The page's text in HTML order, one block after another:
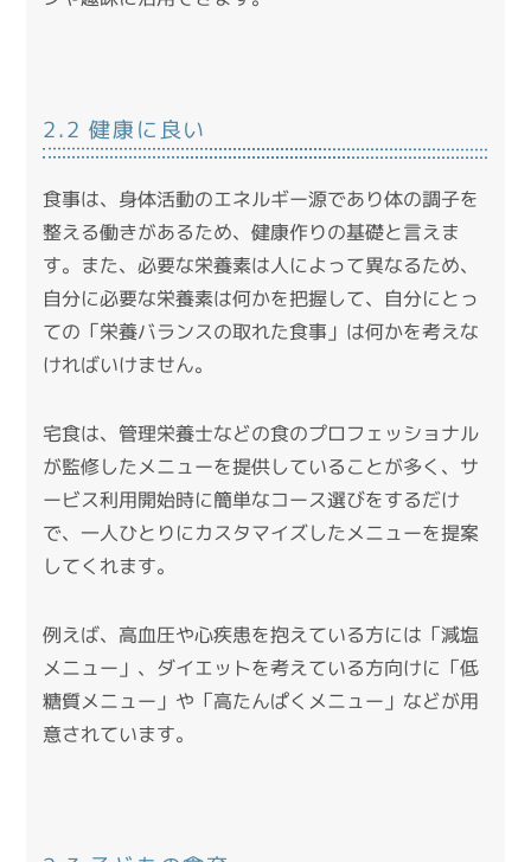
2.2 健康に良い
食事は、身体活動のエネルギー源であり体の調子を
整える働きがあるため、健康作りの基礎と言えま
す。 また、必要な栄養素は人によって異なるため、
自分に必要な栄養素は何かを把握して、自分にとっ
ての「栄養バランスの取れた食事」は何かを考えな
ければいけません。
宅食は、管理栄養士などの食のプロフェッショナル
が監修したメニューを提供していることが多く、サ
ービス利用開始時に簡単なコース選びをするだけ
で、一人ひとりにカスタマイズしたメニューを提案
してくれます。
例えば、高血圧や心疾患を抱えている方には「減塩
メニュー」、ダイエットを考えている方向けに「低
糖質メニュー」や「高たんぱくメニュー」などが用
意されています。